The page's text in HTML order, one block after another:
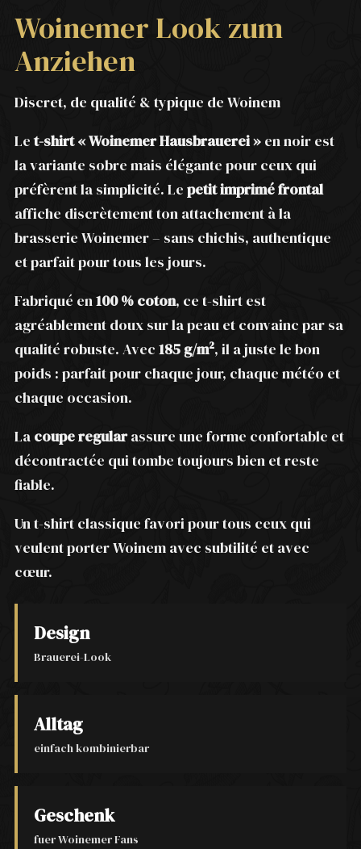
Woinemer Look zum
Anziehen
Discret, de qualité & typique de Woinem
Let-shirt « Woinemer Hausbrauerei » en noir est
la variante sobre mais élégante pour ceux qui
préfèrent la simplicité. Le petit imprimé frontal
affiche discrètement ton attachement à la
brasserie Woinemer – sans chichis, authentique
et parfait pour tous les jours.
Fabriqué en100 % coton, ce t-shirt est
agréablement doux sur la peau et convainc par sa
qualité robuste. Avec 185 g/m², il a juste le bon
poids : parfait pour chaque jour, chaque météo et
chaque occasion.
La coupe regularassure une forme confortable et
décontractée qui tombe toujours bien et reste
fiable.
Un t-shirt classique favori pour tous ceux qui
veulent porter Woinem avec subtilité et avec
cœur.
Design
Brauerei-Look
Alltag
einfach kombinierbar
Geschenk
fuer Woinemer Fans